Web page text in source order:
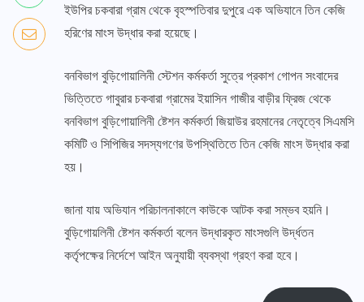
ইউপির চকবারা গ্রাম থেকে বৃহস্পতিবার দুপুরে এক অভিযানে তিন কেজি
হরিণের মাংস উদ্ধার করা হয়েছে।
বনবিভাগ বুড়িগোয়ালিনী স্টেশন কর্মকর্তা সুত্রে প্রকাশ গোপন সংবাদের
ভিত্তিতে গাবুরার চকবারা গ্রামের ইয়াসিন গাজীর বাড়ীর ফ্রিজ থেকে
বনবিভাগ বুড়িগোয়ালিনী ষ্টেশন কর্মকর্তা জিয়াউর রহমানের নেতৃত্বে সিএমসি
কমিটি ও সিপিজির সদস্যগণের উপস্থিতিতে তিন কেজি মাংস উদ্ধার করা
হয়।
জানা যায় অভিযান পরিচালনাকালে কাউকে আটক করা সম্ভব হয়নি।
বুড়িগোয়লিনী ষ্টেশন কর্মকর্তা বলেন উদ্ধারকৃত মাংসগুলি উর্দ্ধতন
কর্তৃপক্ষের নির্দেশে আইন অনুযায়ী ব্যবস্থা গ্রহণ করা হবে।